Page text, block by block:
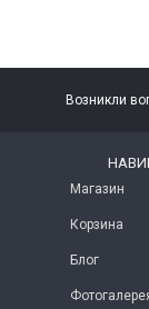
Возникли
Магазин
Корзина
Блог